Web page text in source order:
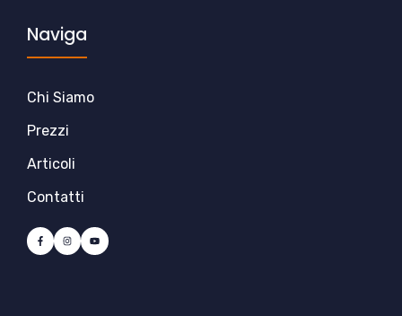
Naviga
Chi Siamo
Prezzi
Articoli
Contatti